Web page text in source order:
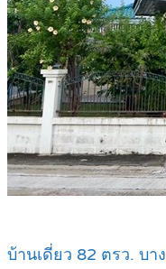
บ้านเดี่ยว 82 ตรว. บา